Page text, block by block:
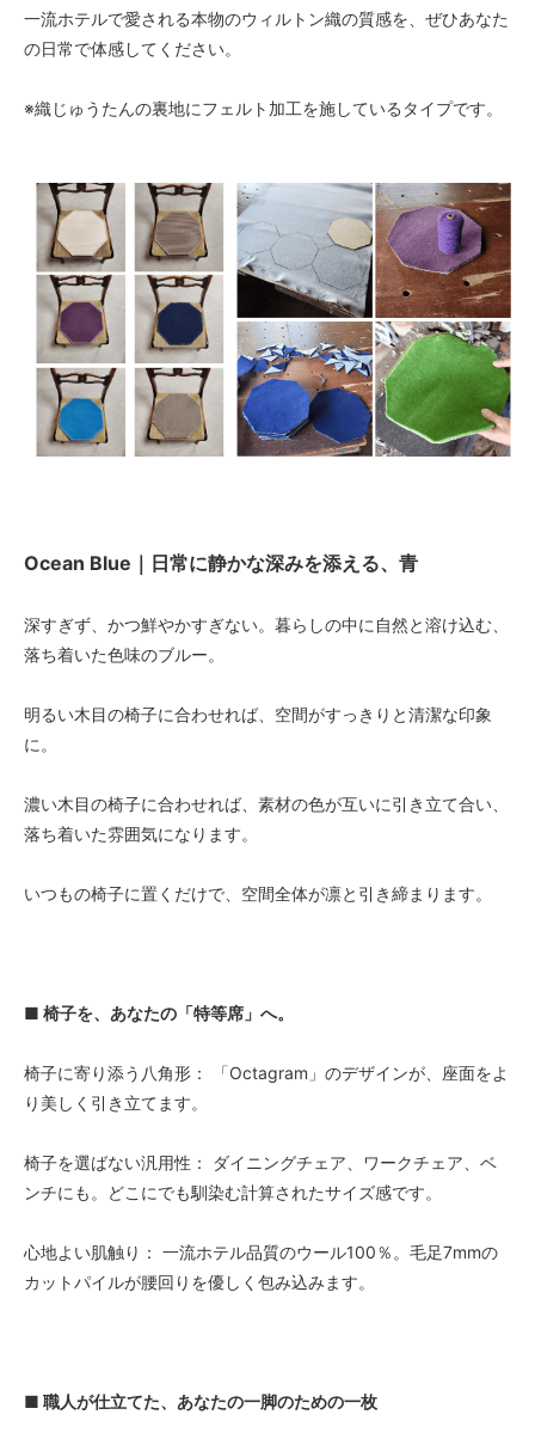
一流ホテルで愛される本物のウィルトン織の質感を、ぜひあなた
の日常で体感してください。
※織じゅうたんの裏地にフェルト加工を施しているタイプです。
Ocean Blue｜日常に静かな深みを添える、青
深すぎず、かつ鮮やかすぎない。暮らしの中に自然と溶け込む、
落ち着いた色味のブルー。
明るい木目の椅子に合わせれば、空間がすっきりと清潔な印象
に。
濃い木目の椅子に合わせれば、素材の色が互いに引き立て合い、
落ち着いた雰囲気になります。
いつもの椅子に置くだけで、空間全体が凛と引き締まります。
■ 椅子を、あなたの「特等席」へ。
椅子に寄り添う八角形： 「Octagram」のデザインが、座面をよ
り美しく引き立てます。
椅子を選ばない汎用性： ダイニングチェア、ワークチェア、ベ
ンチにも。どこにでも馴染む計算されたサイズ感です。
心地よい肌触り： 一流ホテル品質のウール100％。毛足7mmの
カットパイルが腰回りを優しく包み込みます。
■ 職人が仕立てた、あなたの一脚のための一枚